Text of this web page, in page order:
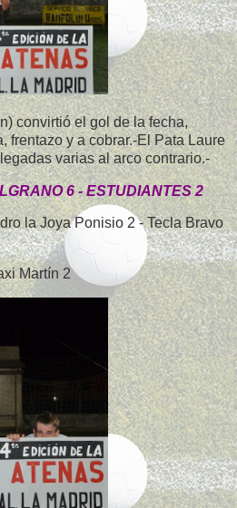
convirtió el gol de la fecha,
frentazo y a cobrar.-El Pata Laure
varias al arco contrario.-
6 - ESTUDIANTES 2
la Joya Ponisio 2 - Tecla Bravo
Martín 2